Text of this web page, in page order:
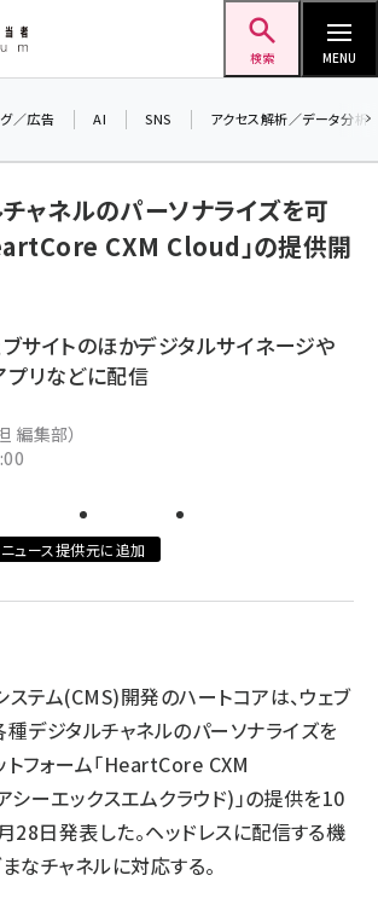
検索 MENU
／広告 AI SNS アクセス解析／データ分析
ャネルのパーソナライズを可
CXM Cloud」の提供開
ブサイトのほかデジタルサイネージや
プリなどに配信
編集部）
ュース提供元に追加
テム(CMS)開発のハートコアは、ウェブ
デジタルチャネルのパーソナライズを
フォーム「HeartCore CXM
ーエックスエムクラウド)」の提供を10
28日発表した。ヘッドレスに配信する機
なチャネルに対応する。
生成
2026